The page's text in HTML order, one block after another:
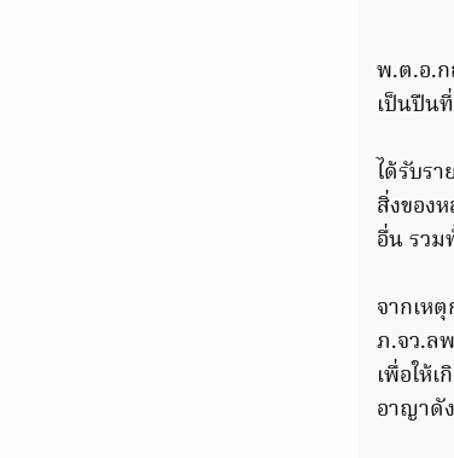
พ.ต.อ.
เป็นปืน
ได้รับร
สิ่งของ
อื่น รว
จากเห
ภ.จว.ล
เพื่อให้
อาญาดั